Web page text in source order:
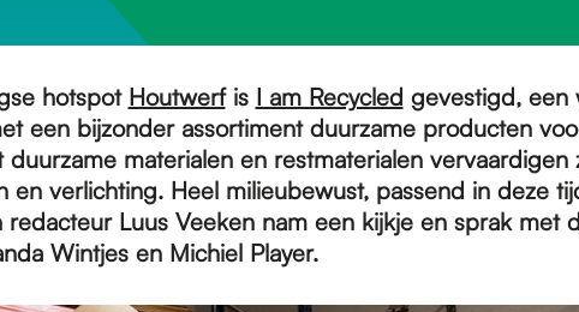
hotspot Houtwerfis I am Recycled gevestigd, een
een bijzonder assortiment duurzame producten
duurzame materialen en restmaterialen vervaardigen
en verlichting. Heel milieubewust, passend in deze
redacteur Luus Veeken nam een kijkje en sprak met
Wintjes en Michiel Player.